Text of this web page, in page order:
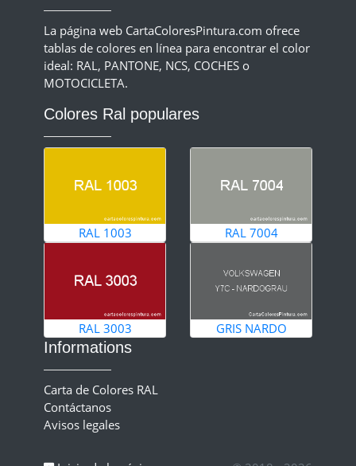
La página web CartaColoresPintura.com ofrece
tablas de colores en línea para encontrar el color
ideal: RAL, PANTONE, NCS, COCHES o
MOTOCICLETA.
Colores Ral populares
RAL 1003 RAL 7004
RAL 3003 GRIS NARDO
Informations
Carta de Colores RAL
Contáctanos
Avisos legales